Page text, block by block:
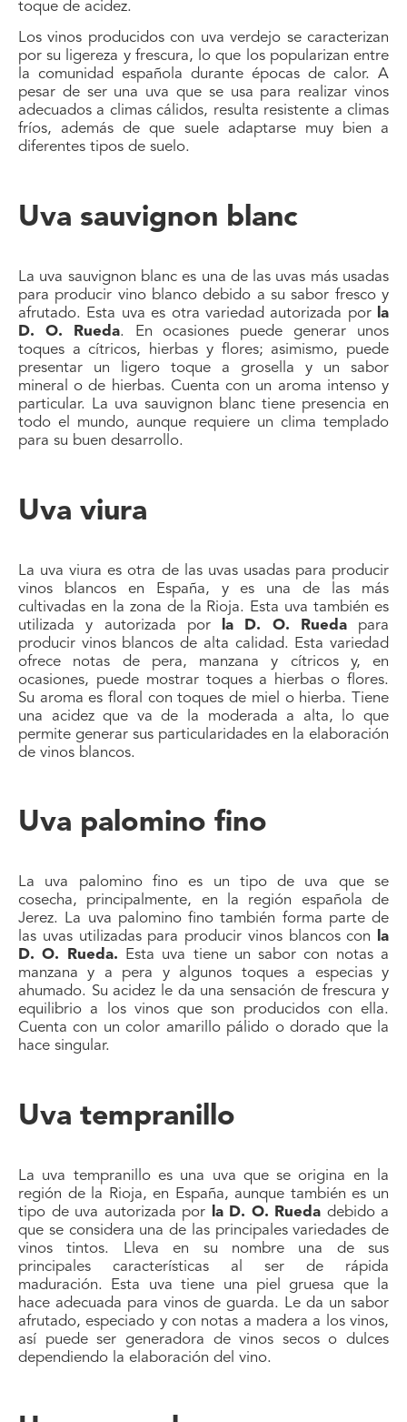
toque de acidez.
Los vinos producidos con uva verdejo se caracterizan
por su ligereza y frescura, lo que los popularizan entre
la comunidad española durante épocas de calor. A
pesar de ser una uva que se usa para realizar vinos
adecuados a climas cálidos, resulta resistente a climas
fríos, además de que suele adaptarse muy bien a
diferentes tipos de suelo.
Uva sauvignon blanc
La uva sauvignon blanc es una de las uvas más usadas
para producir vino blanco debido a su sabor fresco y
afrutado. Esta uva es otra variedad autorizada por la
D. O. Rueda. En ocasiones puede generar unos
toques a cítricos, hierbas y flores; asimismo, puede
presentar un ligero toque a grosella y un sabor
mineral o de hierbas. Cuenta con un aroma intenso y
particular. La uva sauvignon blanc tiene presencia en
todo el mundo, aunque requiere un clima templado
para su buen desarrollo.
Uva viura
La uva viura es otra de las uvas usadas para producir
vinos blancos en España, y es una de las más
cultivadas en la zona de la Rioja. Esta uva también es
utilizada y autorizada por
la D. O. Rueda para
producir vinos blancos de alta calidad. Esta variedad
ofrece notas de pera, manzana y cítricos y, en
ocasiones, puede mostrar toques a hierbas o flores.
Su aroma es floral con toques de miel o hierba. Tiene
una acidez que va de la moderada a alta, lo que
permite generar sus particularidades en la elaboración
de vinos blancos.
Uva palomino fino
La uva palomino fino es un tipo de uva que se
cosecha, principalmente, en la región española de
Jerez. La uva palomino fino también forma parte de
las uvas utilizadas para producir vinos blancos con la
D. O. Rueda. Esta uva tiene un sabor con notas a
manzana y a pera y algunos toques a especias y
ahumado. Su acidez le da una sensación de frescura y
equilibrio a los vinos que son producidos con ella.
Cuenta con un color amarillo pálido o dorado que la
hace singular.
Uva tempranillo
La uva tempranillo es una uva que se origina en la
región de la Rioja, en España, aunque también es un
tipo de uva autorizada por
la D. O. Rueda debido a
que se considera una de las principales variedades de
vinos tintos. Lleva en su nombre una de sus
principales características al ser de rápida
maduración. Esta uva tiene una piel gruesa que la
hace adecuada para vinos de guarda. Le da un sabor
afrutado, especiado y con notas a madera a los vinos,
así puede ser generadora de vinos secos o dulces
dependiendo la elaboración del vino.